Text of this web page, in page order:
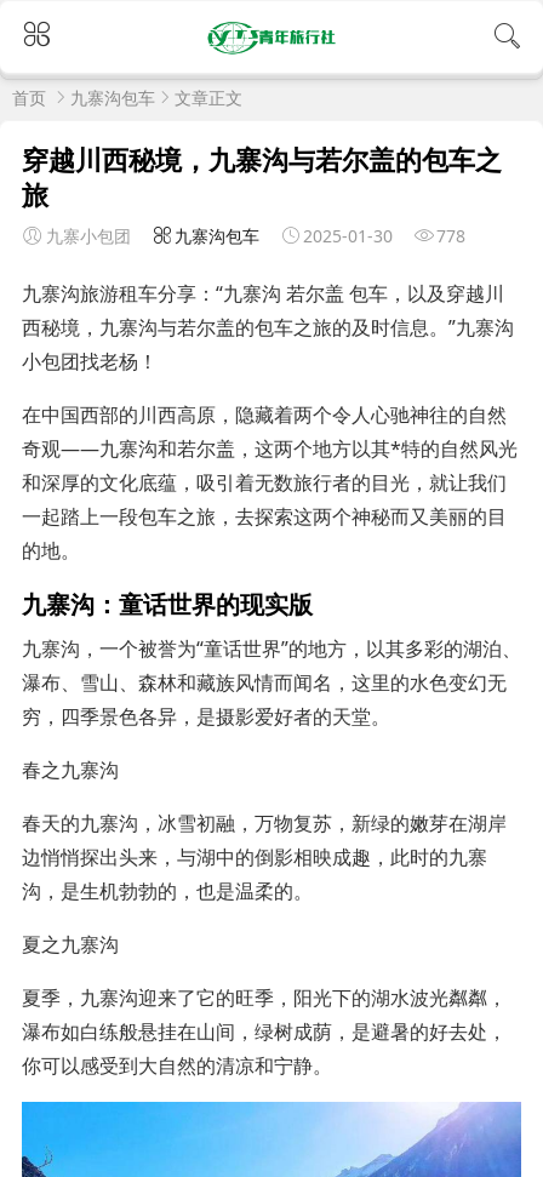
首页 九寨沟包车 文章正文
穿越川西秘境，九寨沟与若尔盖的包车之
旅
九寨小包团 九寨沟包车 2025-01-30 778
九寨沟旅游租车分享：“九寨沟 若尔盖 包车，以及穿越川
西秘境，九寨沟与若尔盖的包车之旅的及时信息。”九寨沟
小包团找老杨！
在中国西部的川西高原，隐藏着两个令人心驰神往的自然
奇观——九寨沟和若尔盖，这两个地方以其*特的自然风光
和深厚的文化底蕴，吸引着无数旅行者的目光，就让我们
一起踏上一段包车之旅，去探索这两个神秘而又美丽的目
的地。
九寨沟：童话世界的现实版
九寨沟，一个被誉为“童话世界”的地方，以其多彩的湖泊、
瀑布、雪山、森林和藏族风情而闻名，这里的水色变幻无
穷，四季景色各异，是摄影爱好者的天堂。
春之九寨沟
春天的九寨沟，冰雪初融，万物复苏，新绿的嫩芽在湖岸
边悄悄探出头来，与湖中的倒影相映成趣，此时的九寨
沟，是生机勃勃的，也是温柔的。
夏之九寨沟
夏季，九寨沟迎来了它的旺季，阳光下的湖水波光粼粼，
瀑布如白练般悬挂在山间，绿树成荫，是避暑的好去处，
你可以感受到大自然的清凉和宁静。